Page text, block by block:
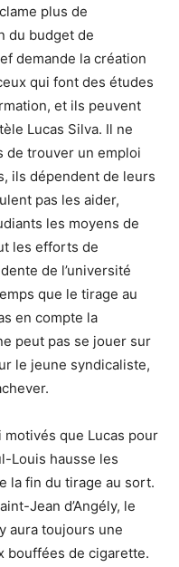
plus de
du budget de
demande la création
qui font des études
et ils peuvent
Lucas Silva. Il ne
de trouver un emploi
ils dépendent de leurs
pas les aider,
les moyens de
les efforts de
de l’université
que le tirage au
en compte la
peut pas se jouer sur
le jeune syndicaliste,
que Lucas pour
Louis hausse les
la fin du tirage au sort.
Jean d’Angély, le
aura toujours une
bouffées de cigarette.